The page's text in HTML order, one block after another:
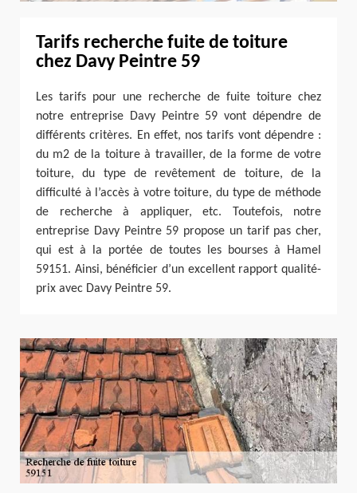
Tarifs recherche fuite de toiture
chez Davy Peintre 59
Les tarifs pour une recherche de fuite toiture chez
notre entreprise Davy Peintre 59 vont dépendre de
différents critères. En effet, nos tarifs vont dépendre :
du m2 de la toiture à travailler, de la forme de votre
toiture, du type de revêtement de toiture, de la
difficulté à l’accès à votre toiture, du type de méthode
de recherche à appliquer, etc. Toutefois, notre
entreprise Davy Peintre 59 propose un tarif pas cher,
qui est à la portée de toutes les bourses à Hamel
59151. Ainsi, bénéficier d’un excellent rapport qualité-
prix avec Davy Peintre 59.